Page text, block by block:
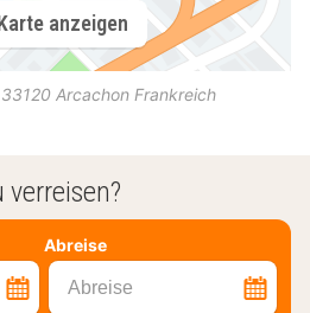
anzeigen
33120 Arcachon Frankreich
Abreise
Abreise